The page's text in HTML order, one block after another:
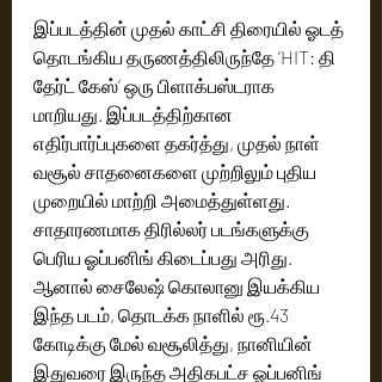
இப்படத்தின் முதல் காட்சி திரையில் ஓடத்
தொடங்கிய தருணத்திலிருந்தே ‘HIT: தி
தேர்ட் கேஸ்’ ஒரு பிளாக்பஸ்டராக
மாறியது. இப்படத்திற்கான
எதிர்பார்ப்புகளை தகர்த்து, முதல் நாள்
வசூல் சாதனைகளை முற்றிலும் புதிய
முறையில் மாற்றி அமைத்துள்ளது.
சாதாரணமாக திரில்லர் படங்களுக்கு
பெரிய ஓப்பனிங் கிடைப்பது அரிது.
ஆனால் சைலேஷ் கொலானு இயக்கிய
இந்த படம், தொடக்க நாளில் ரூ.43
கோடிக்கு மேல் வசூலித்து, நானியின்
இதுவரை இருந்த அதிகபட்ச ஓப்பனிங்